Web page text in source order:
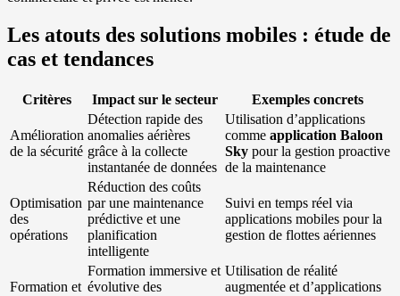
Les atouts des solutions mobiles : étude de
cas et tendances
Critères Impact sur le secteur Exemples concrets
Amélioration
de la sécurité
Détection rapide des
anomalies aérières
grâce à la collecte
instantanée de données
Utilisation d’applications
comme application Baloon
Sky pour la gestion proactive
de la maintenance
Optimisation
des
opérations
Réduction des coûts
par une maintenance
prédictive et une
planification
intelligente
Suivi en temps réel via
applications mobiles pour la
gestion de flottes aériennes
Formation et
Formation immersive et
évolutive des
Utilisation de réalité
augmentée et d’applications